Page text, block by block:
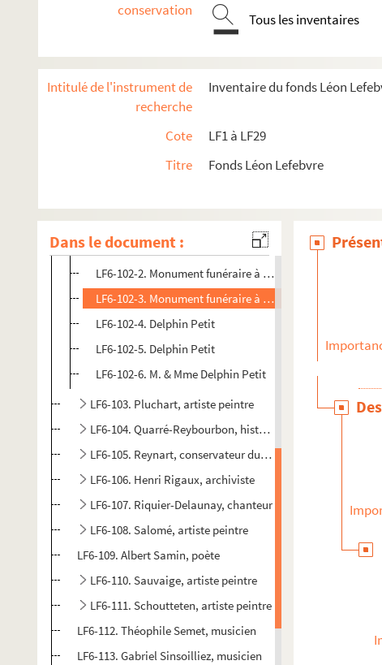
conservation
Tous les inventaires
Intitulé de l'instrument de
recherche
Inventaire du fonds Léon
Cote
LF1 à LF29
Titre
Fonds Léon Lefebvre
Dans le document :
LF6-94. Moral, artiste peintre
LF6-96. Obin, chanteur
LF6-97. Obry
LF6-99. Capitaine Ovigneur
LF6-100. Panckoucke, éditeur
LF6-102. Delphin Petit, artiste amateur, photographe
LF6-102-1. Monument funéraire à la famille Delphin Petit
LF6-102-2. Monument funéraire à la famille Delphin Petit
LF6-102-3. Monument funéraire à la famille Delphin Petit
LF6-102-4. Delphin Petit
LF6-102-5. Delphin Petit
LF6-102-6. M. & Mme Delphin Petit
LF6-103. Pluchart, artiste peintre
LF6-104. Quarré-Reybourbon, historien
LF6-105. Reynart, conservateur du Musée
LF6-106. Henri Rigaux, archiviste
LF6-107. Riquier-Delaunay, chanteur
LF6-108. Salomé, artiste peintre
LF6-109. Albert Samin, poète
LF6-110. Sauvaige, artiste peintre
LF6-111. Schoutteten, artiste peintre
LF6-112. Théophile Semet, musicien
LF6-113. Gabriel Sinsoilliez, musicien